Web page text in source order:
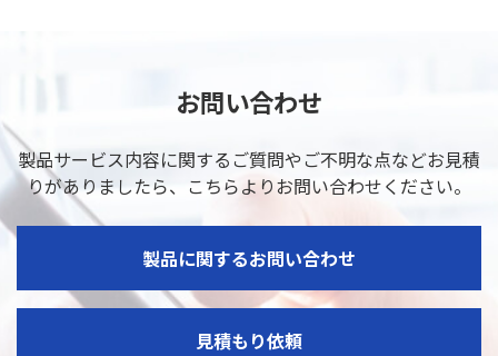
お問い合わせ
製品サービス内容に関するご質問やご不明な点などお見積
りがありましたら、 こちらよりお問い合わせください。
製品に関するお問い合わせ
見積もり依頼